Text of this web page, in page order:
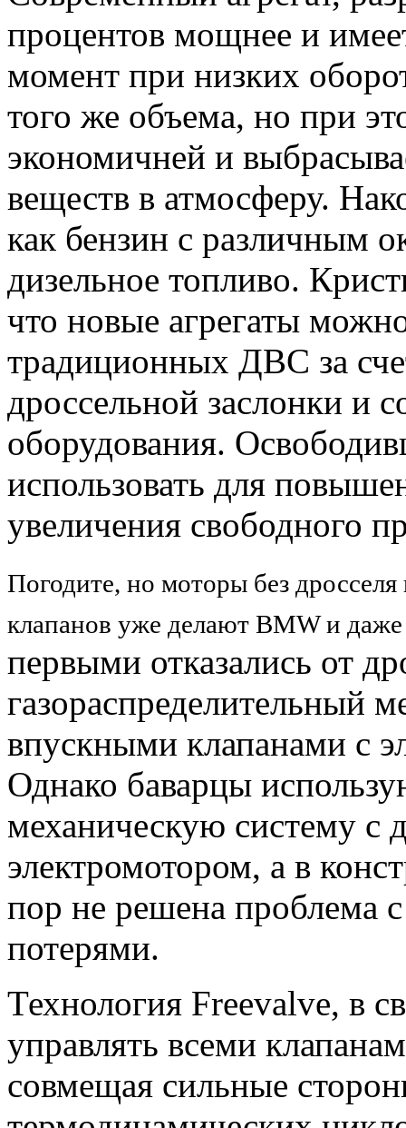
процентов мощнее и
момент при низких
того же объема, но при
экономичней и
веществ в атмосферу.
как бензин с различным
дизельное топливо.
что новые агрегаты
традиционных ДВС за
дроссельной заслонки и
оборудования.
использовать для
увеличения свободного
Погодите, но моторы без
клапанов уже делают BMW и
первыми отказались от
газораспределительный
впускными клапанами с
Однако баварцы
механическую систему с
электромотором, а в
пор не решена проблема
потерями.
Технология Freevalve, в
управлять всеми
совмещая сильные